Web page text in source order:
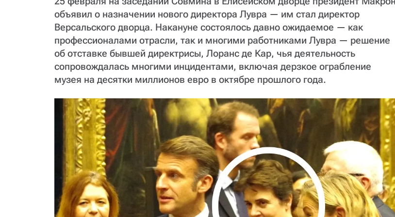
объявил о назначении нового директора Лувра — им стал директор
Версальского дворца. Накануне состоялось давно ожидаемое — как
профессионалами отрасли, так и многими работниками Лувра — решение
об отставке бывшей директрисы, Лоранс де Кар, чья деятельность
сопровождалась многими инцидентами, включая дерзкое ограбление
музея на десятки миллионов евро в октябре прошлого года.